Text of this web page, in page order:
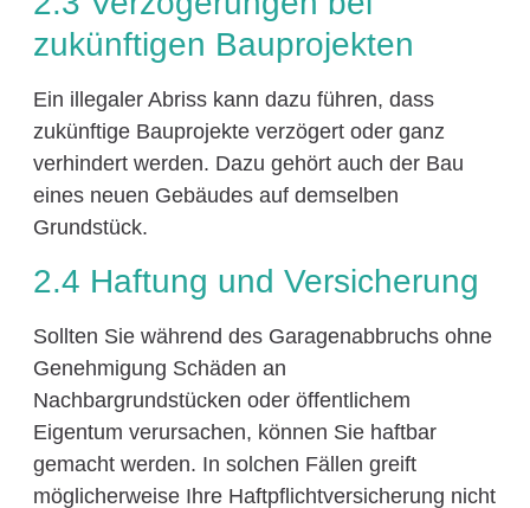
zukünftigen Bauprojekten
Ein illegaler Abriss kann dazu führen, dass
zukünftige Bauprojekte verzögert oder ganz
verhindert werden. Dazu gehört auch der Bau
eines neuen Gebäudes auf demselben
Grundstück.
2.4 Haftung und Versicherung
Sollten Sie während des Garagenabbruchs ohne
Genehmigung Schäden an
Nachbargrundstücken oder öffentlichem
Eigentum verursachen, können Sie haftbar
gemacht werden. In solchen Fällen greift
möglicherweise Ihre Haftpflichtversicherung nicht